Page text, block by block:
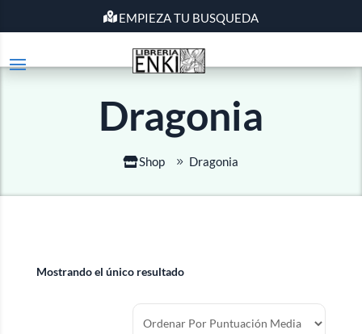
EMPIEZA TU BUSQUEDA
Dragonia
Shop Dragonia
Mostrando el único resultado